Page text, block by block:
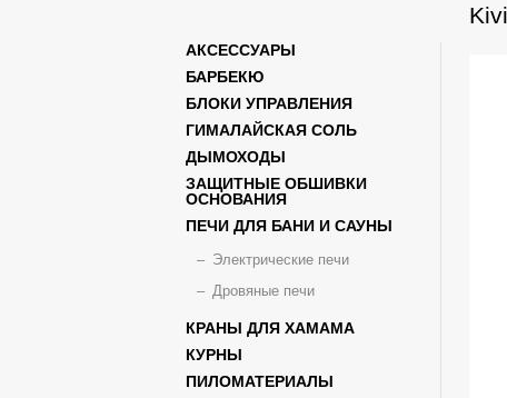
АКСЕССУАРЫ
БАРБЕКЮ
БЛОКИ УПРАВЛЕНИЯ
ГИМАЛАЙСКАЯ СОЛЬ
ДЫМОХОДЫ
ЗАЩИТНЫЕ ОБШИВКИ
ОСНОВАНИЯ
ПЕЧИ ДЛЯ БАНИ И САУНЫ
Электрические печи
Дровяные печи
КРАНЫ ДЛЯ ХАМАМА
КУРНЫ
ПИЛОМАТЕРИАЛЫ